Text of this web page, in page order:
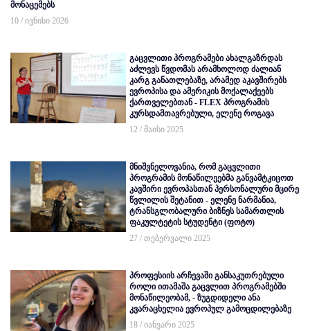
მონაცემებს
10 / ივნისი 2026
გაცვლითი პროგრამები ახალგაზრდას
აძლევს წვდომას არამხოლოდ ძალიან
კარგ განათლებაზე, არამედ აკავშირებს
ევროპისა და ამერიკის მოქალაქეებს
ქართველებთან - FLEX პროგრამის
კურსდამთავრებული, ელენე როგავა
12 / მაისი 2025
მნიშვნელოვანია, რომ გაცვლითი
პროგრამის მონაწილეებმა განვამტკიცოთ
კავშირი ევროპასთან პერსონალური მცირე
წვლილის შეტანით - ელენე ნარმანია,
ტრანსგლობალური ბიზნეს სამართლის
ფაკულტეტის სტუდენტი (ფოტო)
27 / თებერვალი 2025
პროფესიის არჩევაში განსაკუთრებული
როლი ითამაშა გაცვლით პროგრამებში
მონაწილეობამ, - ზუგდიდელი ანა
კვარაცხელია ევროპულ გამოცდილებაზე
18 / იანვარი 2025